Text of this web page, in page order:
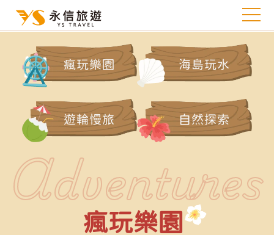
沁涼暑假放肆玩
漫遊海島東南亞、登遊輪吹海風
解鎖暑假最清涼的玩法～
瘋玩樂園 海島玩水
遊輪慢旅 自然探索
Adventures
瘋玩樂園